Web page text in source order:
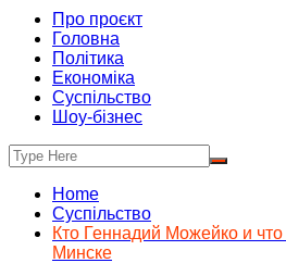
Про проєкт
Головна
Політика
Економіка
Суспільство
Шоу-бізнес
Home
Суспільство
Кто Геннадий Можейко и
Минске